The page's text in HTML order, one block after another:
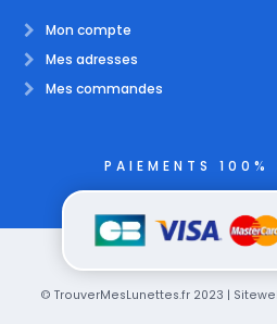
Mon compte
Mes adresses
Mes commandes
PAIEMENTS 100%
© TrouverMesLunettes.fr 2023 |